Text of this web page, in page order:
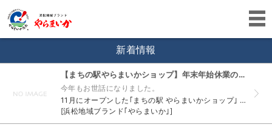
新着情報
【まちの駅やらまいかショップ】年末年始休業のお知らせ
今年もお世話になりました。
11月にオープンした｢まちの駅 やらまいかショップ｣ 多くのお客様にご来店いただきました。ありがとうございました！ さて、年末年始休業のお知らせです。 2014年12月28日（日）～2015年1...
[浜松地域ブランド｢やらまいか｣]